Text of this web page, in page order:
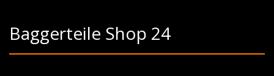
Baggerteile Shop 24